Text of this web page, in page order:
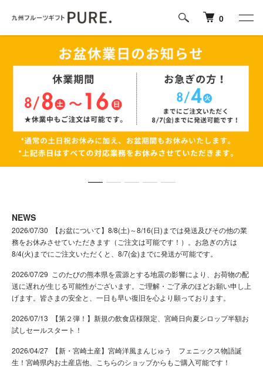
0
NEWS
2026/07/30 【お盆について】8/8(土)～8/16(日)までは発送及びその他の業
務をお休みさせていただきます（ご注文は可能です！）。お急ぎの方は
8/4(火)までにご注文いただくと、8/7(金)までに発送が可能です。
2026/07/29 このたびの熊本県を震源とする地震の影響により、お荷物の配
送に遅れが生じる可能性がございます。ご理解・ご了承のほどお願い申し上
げます。皆さまの安全と、一日も早い復旧を心より願っております。
2026/07/13
【第２弾！】新規の飲食店様限定、宮崎日向夏シロップ半額お
試しセールスタート！
2026/04/27
【新・宮崎土産】宮崎洋風まんじゅう フェニックス物語誕
生！宮崎県内お土産店他、こちらのショップからもご購入可能です！